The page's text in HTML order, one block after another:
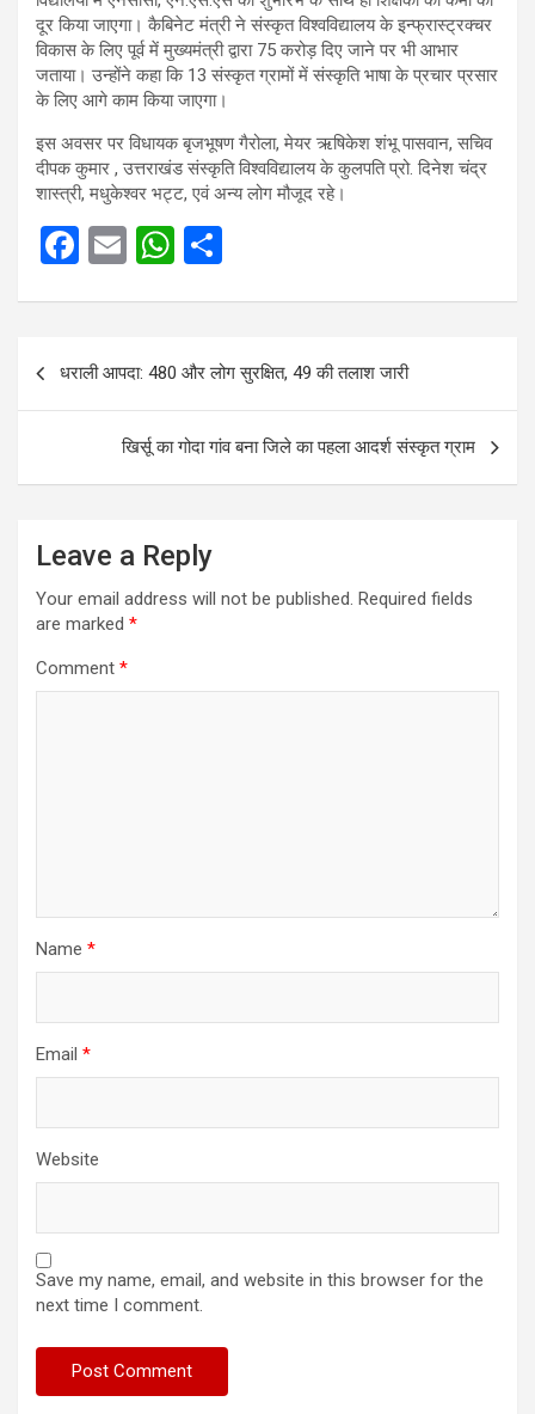
दूर किया जाएगा। कैबिनेट मंत्री ने संस्कृत विश्वविद्यालय के इन्फ्रास्ट्रक्चर
विकास के लिए पूर्व में मुख्यमंत्री द्वारा 75 करोड़ दिए जाने पर भी आभार
जताया। उन्होंने कहा कि 13 संस्कृत ग्रामों में संस्कृति भाषा के प्रचार प्रसार
के लिए आगे काम किया जाएगा।
इस अवसर पर विधायक बृजभूषण गैरोला, मेयर ऋषिकेश शंभू पासवान, सचिव
दीपक कुमार , उत्तराखंड संस्कृति विश्वविद्यालय के कुलपति प्रो. दिनेश चंद्र
शास्त्री, मधुकेश्वर भट्ट, एवं अन्य लोग मौजूद रहे।
F
b
o
k
E
W
s
A
p
p
e
धराली आपदा: 480 और लोग सुरक्षित, 49 की तलाश जारी
खिर्सू का गोदा गांव बना जिले का पहला आदर्श संस्कृत ग्राम
Leave a Reply
Your email address will not be published. Required fields
are marked *
Comment *
Name *
Email *
Website
Save my name, email, and website in this browser for the
next time I comment.